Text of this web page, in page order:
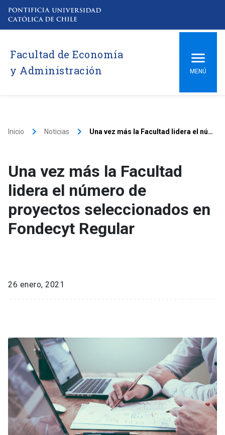
Facultad de Economía
y Administración
MENÚ
Inicio keyboard_arrow_right Noticias keyboard_arrow_right Una vez más la Facultad lidera el número de proyectos seleccionados en Fondecyt Regular
Una vez más la Facultad
lidera el número de
proyectos seleccionados en
Fondecyt Regular
26 enero, 2021